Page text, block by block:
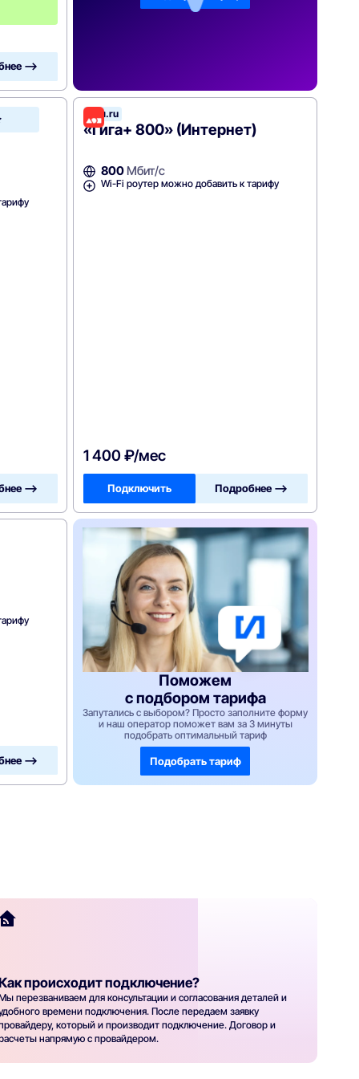
—>
Зеленая
точка
—>
Дом.ru
«Гига+ 800» (Интернет)
800 Мбит/с
Wi-Fi роутер можно добавить к тарифу
1 400 ₽/мес
Подключить Подробнее —>
—>
Поможем
с подбором тарифа
Запутались с выбором? Просто заполните форму
и наш оператор поможет вам за 3 минуты
подобрать оптимальный тариф
Подобрать тариф
происходит подключение?
перезваниваем для консультации и согласования деталей и
времени подключения. После передаем заявку
который и производит подключение. Договор и
напрямую с провайдером.